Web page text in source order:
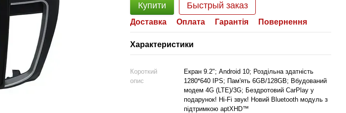
Купити Быстрый заказ
Доставка Оплата Гарантія Повернення
Характеристики
Короткий
опис
Екран 9.2"; Android 10; Роздільна здатність
1280*640 IPS; Пам'ять 6GB/128GB; Вбудований
модем 4G (LTE)/3G; Бездротовий CarPlay у
подарунок! Hi-Fi звук! Новий Bluetooth модуль з
підтримкою aptXHD™